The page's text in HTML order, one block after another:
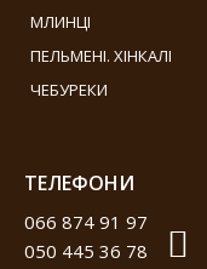
МЛИНЦІ
ПЕЛЬМЕНІ. ХІНКАЛІ
ЧЕБУРЕКИ
ТЕЛЕФОНИ
066 874 91 97
050 445 36 78